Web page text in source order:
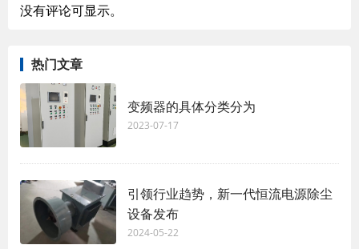
没有评论可显示。
热门文章
变频器的具体分类分为
2023-07-17
引领行业趋势，新一代恒流电源除尘
设备发布
2024-05-22